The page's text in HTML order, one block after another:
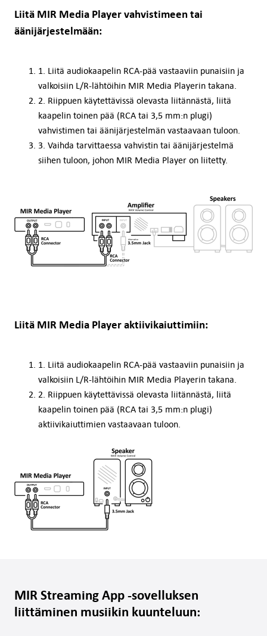
Liitä MIR Media Player vahvistimeen tai
äänijärjestelmään:
1. Liitä audiokaapelin RCA-pää vastaaviin punaisiin ja
valkoisiin L/R-lähtöihin MIR Media Playerin takana.
2. Riippuen käytettävissä olevasta liitännästä, liitä
kaapelin toinen pää (RCA tai 3,5 mm:n plugi)
vahvistimen tai äänijärjestelmän vastaavaan tuloon.
3. Vaihda tarvittaessa vahvistin tai äänijärjestelmä
siihen tuloon, johon MIR Media Player on liitetty.
Liitä MIR Media Player aktiivikaiuttimiin:
1. Liitä audiokaapelin RCA-pää vastaaviin punaisiin ja
valkoisiin L/R-lähtöihin MIR Media Playerin takana.
2. Riippuen käytettävissä olevasta liitännästä, liitä
kaapelin toinen pää (RCA tai 3,5 mm:n plugi)
aktiivikaiuttimien vastaavaan tuloon.
MIR Streaming App -sovelluksen
liittäminen musiikin kuunteluun: